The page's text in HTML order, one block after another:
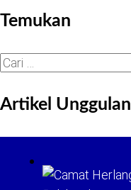
Temukan
Cari
Artikel Unggulan